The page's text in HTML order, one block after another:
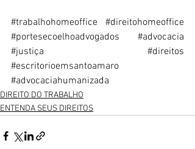
#trabalhohomeoffice
#direitohomeoffice
#portesecoelhoadvogados
#advocacia
#justiça
#direitos
#escritorioemsantoamaro
#advocaciahumanizada
DIREITO DO TRABALHO
ENTENDA SEUS DIREITOS